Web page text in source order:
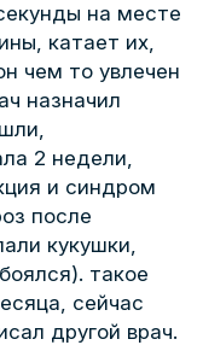
на месте
катает их,
чем то увлечен
назначил
2 недели,
и синдром
после
кукушки,
такое
сейчас
другой врач.